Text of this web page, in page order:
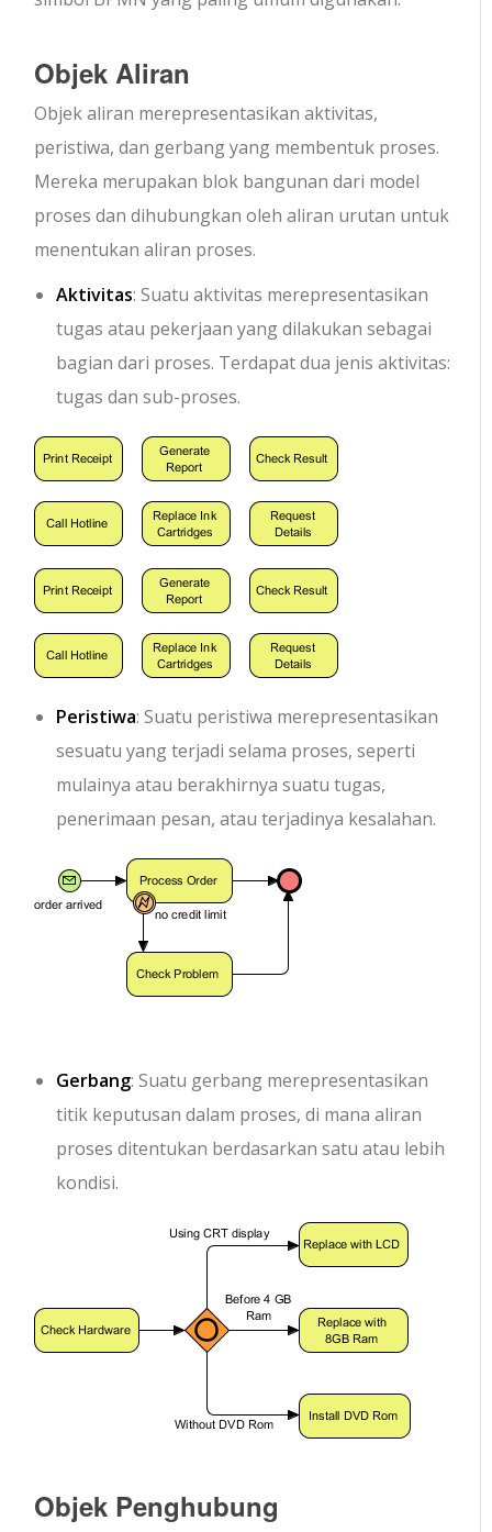
Objek Aliran
Objek aliran merepresentasikan aktivitas,
peristiwa, dan gerbang yang membentuk proses.
Mereka merupakan blok bangunan dari model
proses dan dihubungkan oleh aliran urutan untuk
menentukan aliran proses.
Aktivitas: Suatu aktivitas merepresentasikan
tugas atau pekerjaan yang dilakukan sebagai
bagian dari proses. Terdapat dua jenis aktivitas:
tugas dan sub-proses.
Peristiwa: Suatu peristiwa merepresentasikan
sesuatu yang terjadi selama proses, seperti
mulainya atau berakhirnya suatu tugas,
penerimaan pesan, atau terjadinya kesalahan.
Gerbang: Suatu gerbang merepresentasikan
titik keputusan dalam proses, di mana aliran
proses ditentukan berdasarkan satu atau lebih
kondisi.
Objek Penghubung